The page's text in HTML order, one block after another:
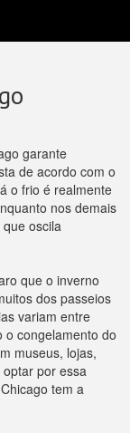
garante
de acordo com o
o frio é realmente
nos demais
oscila
que o inverno
dos passeios
variam entre
o congelamento do
museus, lojas,
por essa
tem a